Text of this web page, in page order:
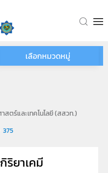
เลือกหมวดหมู่
ตร์และเทคโนโลยี (สสวท.)
375
ริยาเคมี